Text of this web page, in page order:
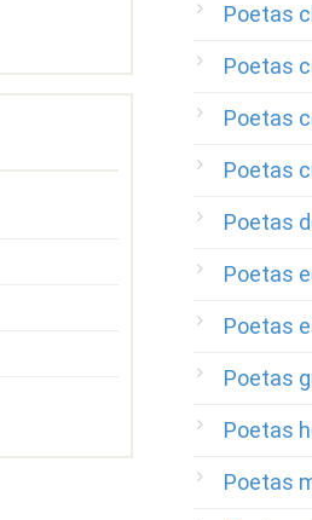
Poetas
Poetas
Poetas
Poetas
Poetas
Poetas
Poetas
Poetas
Poetas
Poetas